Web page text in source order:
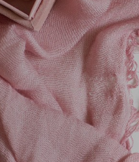
DevOps представляет
благодаря
и
и передавали
к противоречиям и
командами. Специалисты